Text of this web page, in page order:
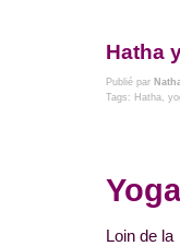
Hatha
Publié par
Tags: Hatha
Loin de